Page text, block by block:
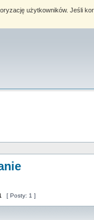
użytkowników. Jeśli
[ Posty: 1 ]